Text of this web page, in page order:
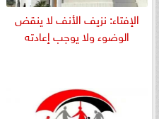
الإفتاء: نزيف الأنف لا ينقض
الوضوء ولا يوجب إعادته